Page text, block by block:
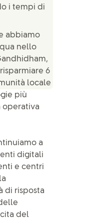
i tempi di
abbiamo
nello
6
locale
più
operativa
a
digitali
e centri
di risposta
del